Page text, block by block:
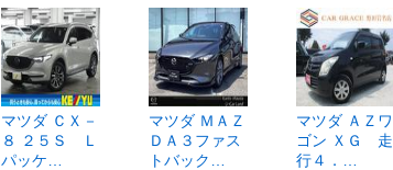
マツダ ＣＸ－
８ ２５Ｓ Ｌ
パッケ…
マツダ ＭＡＺ
ＤＡ３ファス
トバック…
マツダ ＡＺワ
ゴン ＸＧ 走
行４．…